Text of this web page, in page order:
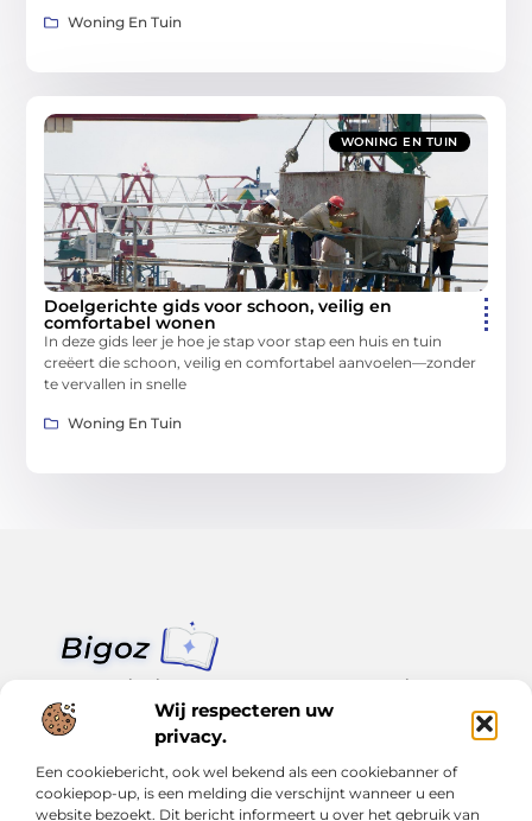
Wij respecteren uw
privacy.
Een cookiebericht, ook wel bekend als een cookiebanner of
cookiepop-up, is een melding die verschijnt wanneer u een
website bezoekt. Dit bericht informeert u over het gebruik van
Woning En Tuin
WONING EN TUIN
Doelgerichte gids voor schoon, veilig en
comfortabel wonen
In deze gids leer je hoe je stap voor stap een huis en tuin
creëert die schoon, veilig en comfortabel aanvoelen—zonder
te vervallen in snelle
Woning En Tuin
Van klein nieuws tot grote trends – alles op Bigoz.nl.
Lees inspirerende blogs en artikelen over het dagelijks leven,
actualiteit en meer.
Bericht categorie